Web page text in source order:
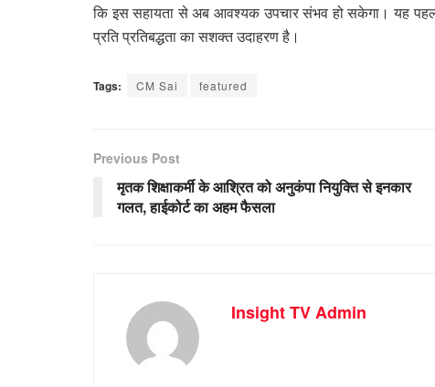
कि इस सहायता से अब आवश्यक उपचार संभव हो सकेगा। यह
प्रति प्रतिबद्धता का सशक्त उदाहरण है।
Tags: CM Sai featured
Previous Post
मृतक शिक्षाकर्मी के आश्रित को अनुकंपा नियुक्ति से इनकार
गलत, हाईकोर्ट का अहम फैसला
Insight TV Admin